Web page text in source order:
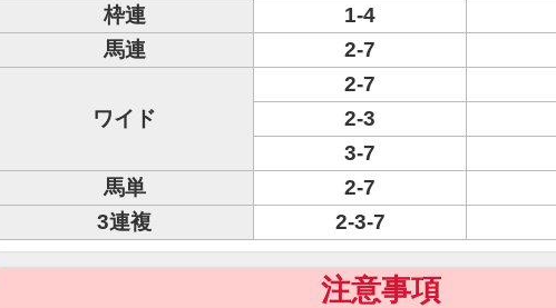
枠連
1-4
馬連
2-7
ワイド
2-7
2-3
3-7
馬単
2-7
3連複
2-3-7
注意事項